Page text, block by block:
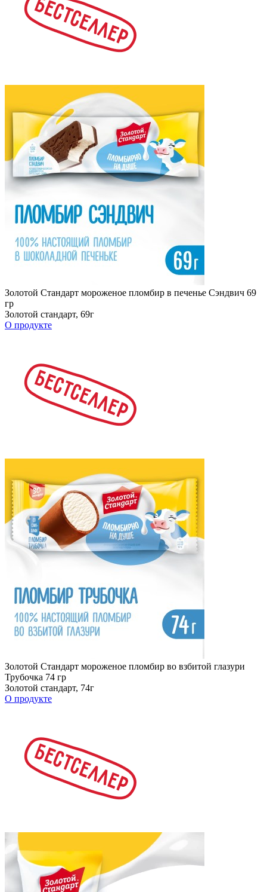
Золотой Стандарт мороженое пломбир в печенье Сэндвич 69
гр
Золотой стандарт, 69г
О продукте
Золотой Стандарт мороженое пломбир во взбитой глазури
Трубочка 74 гр
Золотой стандарт, 74г
О продукте